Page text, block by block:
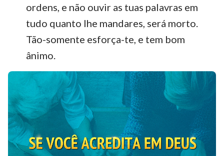
ordens, e não ouvir as tuas palavras em
tudo quanto lhe mandares, será morto.
Tão-somente esforça-te, e tem bom
ânimo.